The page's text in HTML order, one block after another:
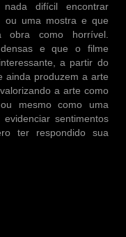
difícil encontrar
ou uma mostra e que
obra como horrível.
e que o filme
a partir do
ainda produzem a arte
a arte como
mesmo como uma
sentimentos
ter respondido sua